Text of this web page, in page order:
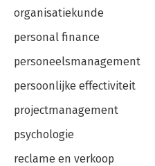
organisatiekunde
personal finance
personeelsmanagement
persoonlijke effectiviteit
projectmanagement
psychologie
reclame en verkoop